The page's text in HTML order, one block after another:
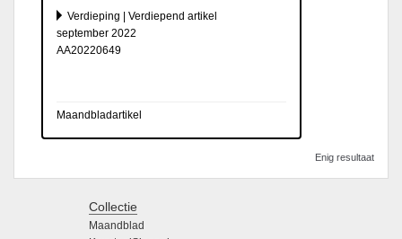
Verdieping | Verdiepend artikel
september 2022
AA20220649
Maandbladartikel
Enig resultaat
Collectie
Maandblad